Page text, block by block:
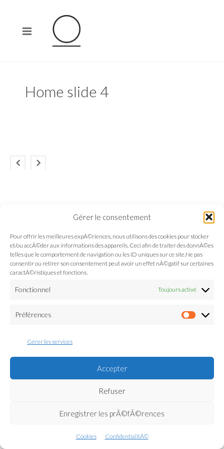
Gérer le consentement
Pour offrir les meilleures expÃ©riences, nous utilisons des cookies pour stocker
et/ou accÃ©der aux informations des appareils. Ceci afin de traiter des donnÃ©es
telles que le comportement de navigation ou les ID uniques sur ce site.Ne pas
consentir ou retirer son consentement peut avoir un effet nÃ©gatif sur certaines
caractÃ©ristiques et fonctions.
Fonctionnel Toujours activé
Préférences
Gérer les services
Accepter
Refuser
Enregistrer les prÃ©fÃ©rences
Cookies ConfidentialitÃ©
Home slide 4